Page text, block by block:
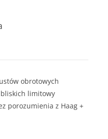
obrotowych
limitowy
porozumienia z Haag +